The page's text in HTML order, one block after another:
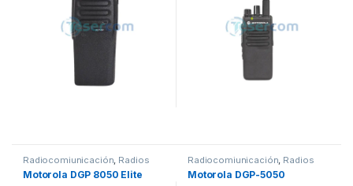
Radiocomiunicación, Radios
Motorola DGP 8050 Elite
Radiocomiunicación, Radios
Motorola DGP-5050